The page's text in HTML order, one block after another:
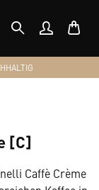
[C]
Caffè Crème